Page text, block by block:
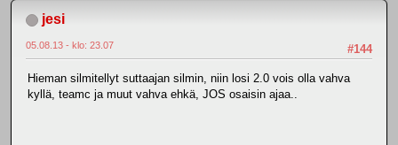
jesi
#144
05.08.13 - klo: 23.07
Hieman silmitellyt suttaajan silmin, niin losi 2.0 vois olla vahva
kyllä, teamc ja muut vahva ehkä, JOS osaisin ajaa..